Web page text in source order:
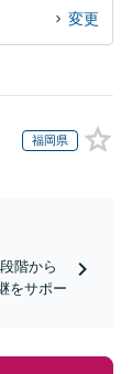
変更
福岡県
階から
をサポー